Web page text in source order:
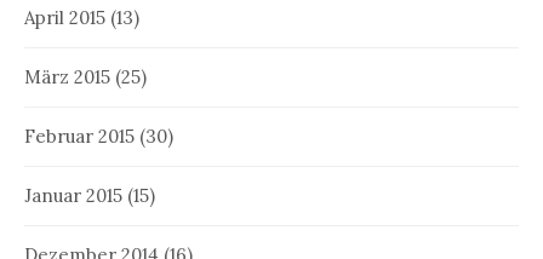
April 2015 (13)
März 2015 (25)
Februar 2015 (30)
Januar 2015 (15)